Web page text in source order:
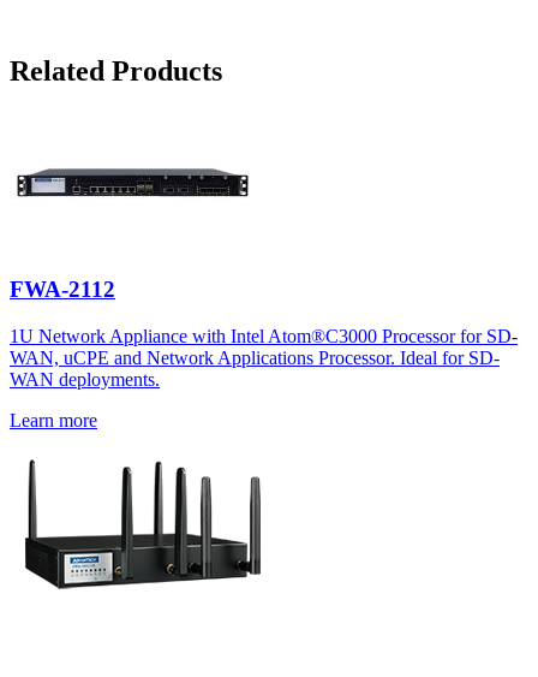
Related Products
FWA-2112
1U Network Appliance with Intel Atom®C3000 Processor for SD-
WAN, uCPE and Network Applications Processor. Ideal for SD-
WAN deployments.
Learn more